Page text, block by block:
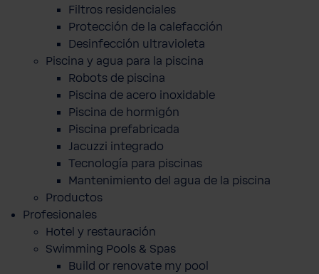
Filtros residenciales
Protección de la calefacción
Desinfección ultravioleta
Piscina y agua para la piscina
Robots de piscina
Piscina de acero inoxidable
Piscina de hormigón
Piscina prefabricada
Jacuzzi integrado
Tecnología para piscinas
Mantenimiento del agua de la piscina
Productos
Profesionales
Hotel y restauración
Swimming Pools & Spas
Build or renovate my pool